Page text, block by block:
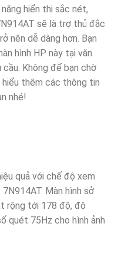
hiển thị sắc nét,
sẽ là trợ thủ đắc
nên dễ dàng hơn. Bạn
hình HP này tại văn
Không để bạn chờ
thêm các thông tin
nhé!
quả với chế độ xem
Màn hình sở
rộng tới 178 độ, độ
quét 75Hz cho hình ảnh